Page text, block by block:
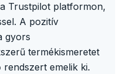
Trustpilot platformon,
A pozitív
gyors
termékismeretet
emelik ki.